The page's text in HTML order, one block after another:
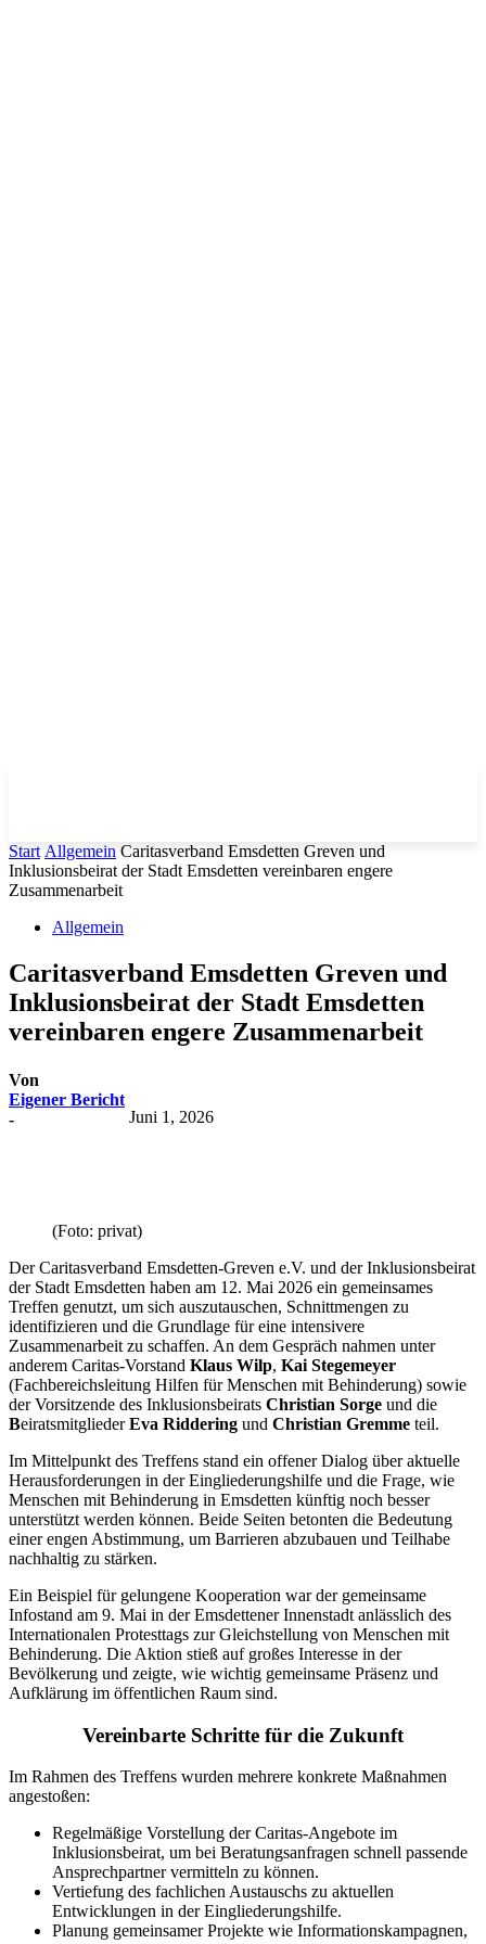
Start Allgemein Caritasverband Emsdetten Greven und
Inklusionsbeirat der Stadt Emsdetten vereinbaren engere
Zusammenarbeit
Allgemein
Caritasverband Emsdetten Greven und
Inklusionsbeirat der Stadt Emsdetten
vereinbaren engere Zusammenarbeit
Von
Eigener Bericht
-
Juni 1, 2026
(Foto: privat)
Der Caritasverband Emsdetten‑Greven e.V. und der Inklusionsbeirat
der Stadt Emsdetten haben am 12. Mai 2026 ein gemeinsames
Treffen genutzt, um sich auszutauschen, Schnittmengen zu
identifizieren und die Grundlage für eine intensivere
Zusammenarbeit zu schaffen. An dem Gespräch nahmen unter
anderem Caritas‑Vorstand Klaus Wilp, Kai Stegemeyer
(Fachbereichsleitung Hilfen für Menschen mit Behinderung) sowie
der Vorsitzende des Inklusionsbeirats Christian Sorge und die
BeiratsmitgliederEva Riddering und Christian Gremme teil.
Im Mittelpunkt des Treffens stand ein offener Dialog über aktuelle
Herausforderungen in der Eingliederungshilfe und die Frage, wie
Menschen mit Behinderung in Emsdetten künftig noch besser
unterstützt werden können. Beide Seiten betonten die Bedeutung
einer engen Abstimmung, um Barrieren abzubauen und Teilhabe
nachhaltig zu stärken.
Ein Beispiel für gelungene Kooperation war der gemeinsame
Infostand am 9. Mai in der Emsdettener Innenstadt anlässlich des
Internationalen Protesttags zur Gleichstellung von Menschen mit
Behinderung. Die Aktion stieß auf großes Interesse in der
Bevölkerung und zeigte, wie wichtig gemeinsame Präsenz und
Aufklärung im öffentlichen Raum sind.
Vereinbarte Schritte für die Zukunft
Im Rahmen des Treffens wurden mehrere konkrete Maßnahmen
angestoßen:
Regelmäßige Vorstellung der Caritas‑Angebote im
Inklusionsbeirat, um bei Beratungsanfragen schnell passende
Ansprechpartner vermitteln zu können.
Vertiefung des fachlichen Austauschs zu aktuellen
Entwicklungen in der Eingliederungshilfe.
Planung gemeinsamer Projekte wie Informationskampagnen,